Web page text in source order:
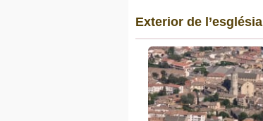
Exterior de l’església